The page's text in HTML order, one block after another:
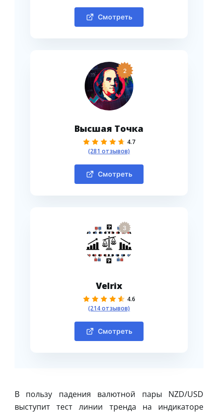
Смотреть
2
Высшая Точка
4.7
(281 отзывов)
Смотреть
3
Velrix
4.6
(214 отзывов)
Смотреть
В пользу падения валютной пары NZD/USD
выступит тест линии тренда на индикаторе